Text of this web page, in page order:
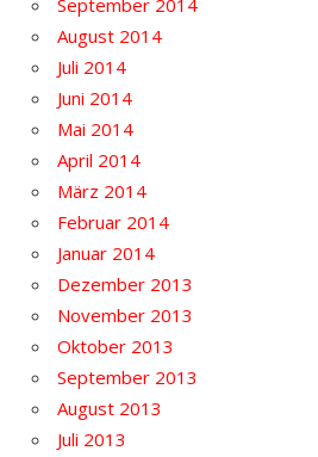
September 2014
August 2014
Juli 2014
Juni 2014
Mai 2014
April 2014
März 2014
Februar 2014
Januar 2014
Dezember 2013
November 2013
Oktober 2013
September 2013
August 2013
Juli 2013